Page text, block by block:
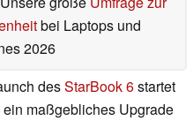
bei Laptops und
2026
desStarBook 6startet
maßgebliches Upgrade